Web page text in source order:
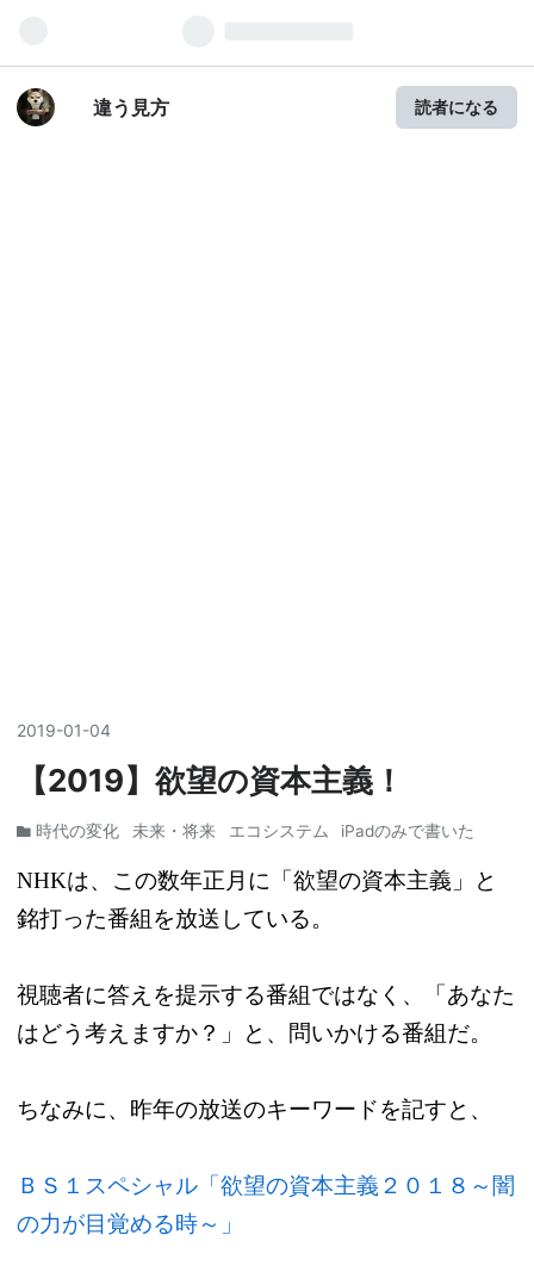
違う見方 読者になる
2019-01-04
【2019】欲望の資本主義！
時代の変化 未来・将来 エコシステム iPadのみで書いた
NHKは、この数年正月に「欲望の資本主義」と
銘打った番組を放送している。
視聴者に答えを提示する番組ではなく、「あなた
はどう考えますか？」と、問いかける番組だ。
ちなみに、昨年の放送のキーワードを記すと、
ＢＳ１スペシャル「欲望の資本主義２０１８～闇
の力が目覚める時～」